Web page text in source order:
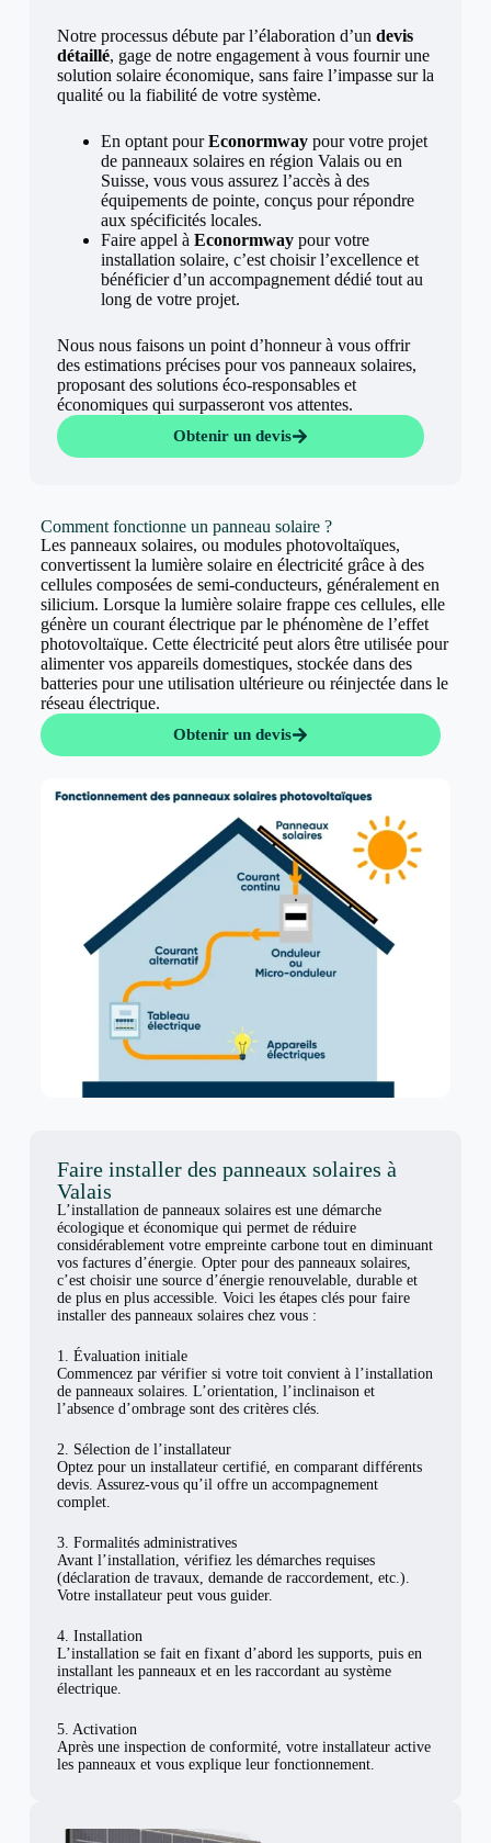
Notre processus débute par l’élaboration d’un devis
détaillé, gage de notre engagement à vous fournir une
solution solaire économique, sans faire l’impasse sur la
qualité ou la fiabilité de votre système.
En optant pourEconormwaypour votre projet
de panneaux solaires en région Valais ou en
Suisse, vous vous assurez l’accès à des
équipements de pointe, conçus pour répondre
aux spécificités locales.
Faire appel à Econormwaypour votre
installation solaire, c’est choisir l’excellence et
bénéficier d’un accompagnement dédié tout au
long de votre projet.
Nous nous faisons un point d’honneur à vous offrir
des estimations précises pour vos panneaux solaires,
proposant des solutions éco-responsables et
économiques qui surpasseront vos attentes.
Obtenir un devis
Comment fonctionne un panneau solaire ?
Les panneaux solaires, ou modules photovoltaïques,
convertissent la lumière solaire en électricité grâce à des
cellules composées de semi-conducteurs, généralement en
silicium. Lorsque la lumière solaire frappe ces cellules, elle
génère un courant électrique par le phénomène de l’effet
photovoltaïque. Cette électricité peut alors être utilisée pour
alimenter vos appareils domestiques, stockée dans des
batteries pour une utilisation ultérieure ou réinjectée dans le
réseau électrique.
Obtenir un devis
Faire installer des panneaux solaires à
Valais
L’installation de panneaux solaires est une démarche
écologique et économique qui permet de réduire
considérablement votre empreinte carbone tout en diminuant
vos factures d’énergie. Opter pour des panneaux solaires,
c’est choisir une source d’énergie renouvelable, durable et
de plus en plus accessible. Voici les étapes clés pour faire
installer des panneaux solaires chez vous :
1. Évaluation initiale
Commencez par vérifier si votre toit convient à l’installation
de panneaux solaires. L’orientation, l’inclinaison et
l’absence d’ombrage sont des critères clés.
2. Sélection de l’installateur
Optez pour un installateur certifié, en comparant différents
devis. Assurez-vous qu’il offre un accompagnement
complet.
3. Formalités administratives
Avant l’installation, vérifiez les démarches requises
(déclaration de travaux, demande de raccordement, etc.).
Votre installateur peut vous guider.
4. Installation
L’installation se fait en fixant d’abord les supports, puis en
installant les panneaux et en les raccordant au système
électrique.
5. Activation
Après une inspection de conformité, votre installateur active
les panneaux et vous explique leur fonctionnement.